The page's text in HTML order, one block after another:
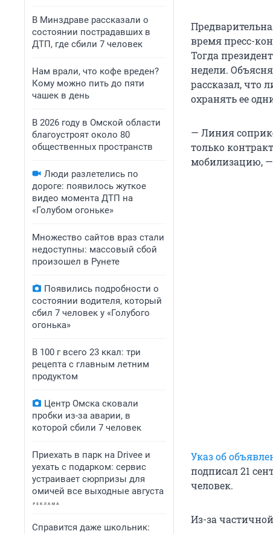
В Минздраве рассказали о
состоянии пострадавших в
ДТП, где сбили 7 человек
Нам врали, что кофе вреден?
Кому можно пить до пяти
чашек в день
В 2026 году в Омской области
благоустроят около 80
общественных пространств
Люди разлетелись по
дороге: появилось жуткое
видео момента ДТП на
«Голубом огоньке»
Множество сайтов враз стали
недоступны: массовый сбой
произошел в Рунете
Появились подробности о
состоянии водителя, который
сбил 7 человек у «Голубого
огонька»
В 100 г всего 23 ккал: три
рецепта с главным летним
продуктом
Центр Омска сковали
пробки из-за аварии, в
которой сбили 7 человек
Приехать в парк на Drivee и
уехать с подарком: сервис
устраивает сюрпризы для
омичей все выходные августа
Справится даже школьник:
время пресс-
Тогда
недели.
рассказал, что
охранять ее
— Линия
только
мобилизацию, —
Указ об
подписал 21
человек.
Из-за